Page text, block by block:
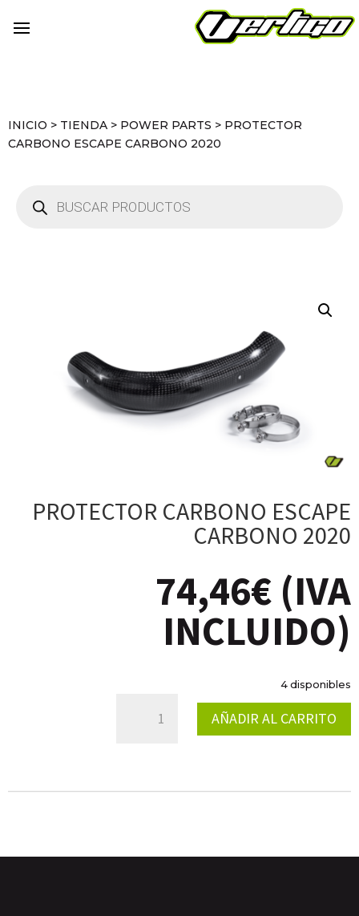
INICIO > TIENDA > POWER PARTS > PROTECTOR
CARBONO ESCAPE CARBONO 2020
productos
PROTECTOR CARBONO ESCAPE
CARBONO 2020
74,46€ (IVA
INCLUIDO)
4 disponibles
CARBONO
CANTIDAD
AÑADIR AL CARRITO